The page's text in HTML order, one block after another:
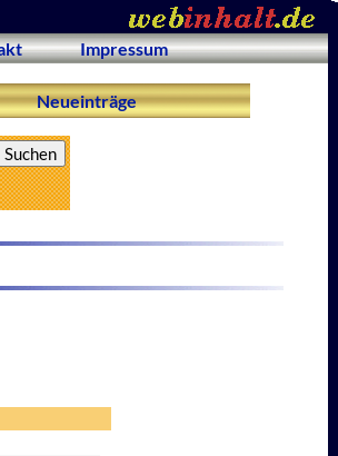
Impressum
Neueinträge